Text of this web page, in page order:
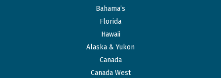
Bahama’s
Florida
Hawaii
Alaska & Yukon
Canada
Canada West